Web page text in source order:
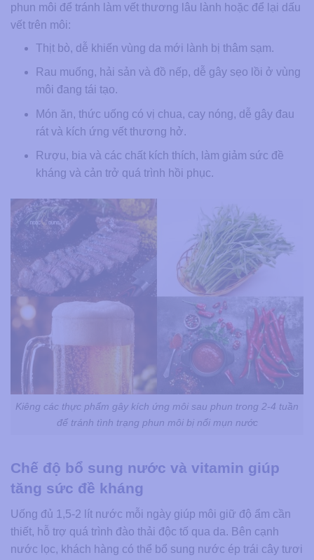
phun môi để tránh làm vết thương lâu lành hoặc để lại dấu
vết trên môi:
Thịt bò, dễ khiến vùng da mới lành bị thâm sạm.
Rau muống, hải sản và đồ nếp, dễ gây sẹo lồi ở vùng
môi đang tái tạo.
Món ăn, thức uống có vị chua, cay nóng, dễ gây đau
rát và kích ứng vết thương hở.
Rượu, bia và các chất kích thích, làm giảm sức đề
kháng và cản trở quá trình hồi phục.
Kiêng các thực phẩm gây kích ứng môi sau phun trong 2-4 tuần
để tránh tình trạng phun môi bị nổi mụn nước
Chế độ bổ sung nước và vitamin giúp
tăng sức đề kháng
Uống đủ 1,5-2 lít nước mỗi ngày giúp môi giữ độ ẩm cần
thiết, hỗ trợ quá trình đào thải độc tố qua da. Bên cạnh
nước lọc, khách hàng có thể bổ sung nước ép trái cây tươi